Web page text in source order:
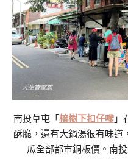
南投草屯「 榕樹下扣仔嗲」
酥脆，還有大鍋湯很有味道
瓜全部都市銅板價。南